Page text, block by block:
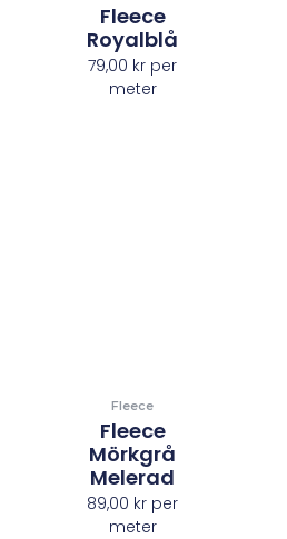
Fleece
Royalblå
79,00 kr per
meter
Fleece
Fleece
Mörkgrå
Melerad
89,00 kr per
meter